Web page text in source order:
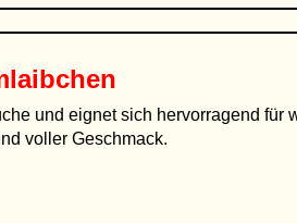
und eignet sich hervorragend für
voller Geschmack.